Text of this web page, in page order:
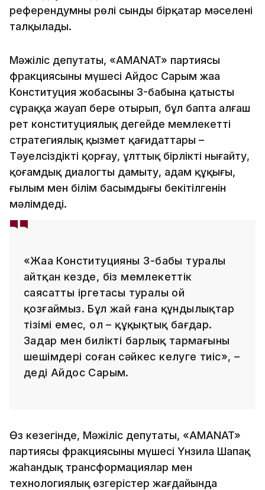
референдумның рөлі сынды бірқатар мәселені
талқылады.
Мәжіліс депутаты, «AMANAT» партиясы
фракциясының мүшесі Айдос Сарым жаңа
Конституция жобасының 3-бабына қатысты
сұраққа жауап бере отырып, бұл бапта алғаш
рет конституциялық деңгейде мемлекеттің
стратегиялық қызмет қағидаттары –
Тәуелсіздікті қорғау, ұлттық бірлікті нығайту,
қоғамдық диалогты дамыту, адам құқығы,
ғылым мен білім басымдығы бекітілгенін
мәлімдеді.
«Жаңа Конституцияның 3-бабы туралы
айтқан кезде, біз мемлекеттік
саясаттың іргетасы туралы ой
қозғаймыз. Бұл жай ғана құндылықтар
тізімі емес, ол – құқықтық бағдар.
Заңдар мен биліктің барлық тармағының
шешімдері соған сәйкес келуге тиіс», –
деді Айдос Сарым.
Өз кезегінде, Мәжіліс депутаты, «AMANAT»
партиясы фракциясының мүшесі Үнзила Шапақ
жаһандық трансформациялар мен
технологиялық өзгерістер жағдайында